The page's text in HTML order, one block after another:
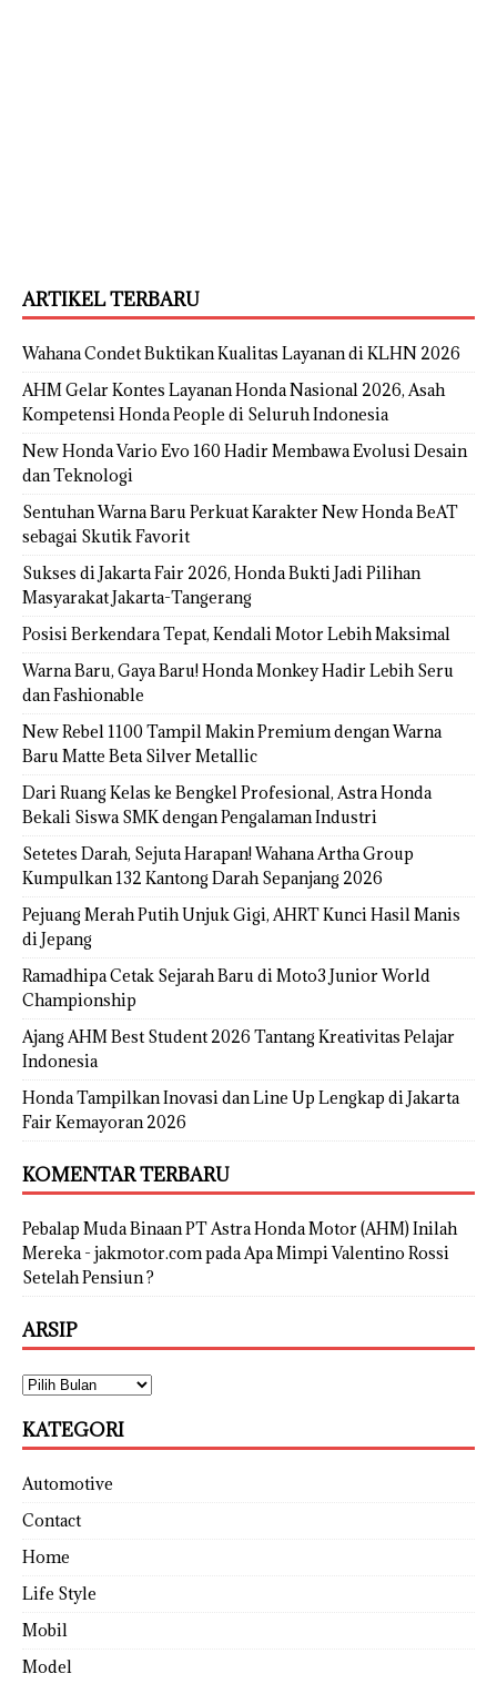
ARTIKEL TERBARU
Wahana Condet Buktikan Kualitas Layanan di KLHN 2026
AHM Gelar Kontes Layanan Honda Nasional 2026, Asah
Kompetensi Honda People di Seluruh Indonesia
New Honda Vario Evo 160 Hadir Membawa Evolusi Desain
dan Teknologi
Sentuhan Warna Baru Perkuat Karakter New Honda BeAT
sebagai Skutik Favorit
Sukses di Jakarta Fair 2026, Honda Bukti Jadi Pilihan
Masyarakat Jakarta-Tangerang
Posisi Berkendara Tepat, Kendali Motor Lebih Maksimal
Warna Baru, Gaya Baru! Honda Monkey Hadir Lebih Seru
dan Fashionable
New Rebel 1100 Tampil Makin Premium dengan Warna
Baru Matte Beta Silver Metallic
Dari Ruang Kelas ke Bengkel Profesional, Astra Honda
Bekali Siswa SMK dengan Pengalaman Industri
Setetes Darah, Sejuta Harapan! Wahana Artha Group
Kumpulkan 132 Kantong Darah Sepanjang 2026
Pejuang Merah Putih Unjuk Gigi, AHRT Kunci Hasil Manis
di Jepang
Ramadhipa Cetak Sejarah Baru di Moto3 Junior World
Championship
Ajang AHM Best Student 2026 Tantang Kreativitas Pelajar
Indonesia
Honda Tampilkan Inovasi dan Line Up Lengkap di Jakarta
Fair Kemayoran 2026
KOMENTAR TERBARU
Pebalap Muda Binaan PT Astra Honda Motor (AHM) Inilah
Mereka - jakmotor.compada Apa Mimpi Valentino Rossi
Setelah Pensiun ?
ARSIP
KATEGORI
Automotive
Contact
Home
Life Style
Mobil
Model